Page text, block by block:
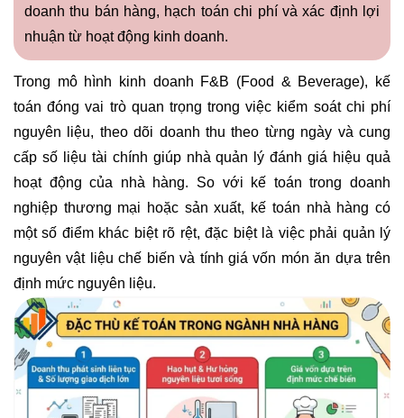
doanh thu bán hàng, hạch toán chi phí và xác định lợi
nhuận từ hoạt động kinh doanh.
Trong mô hình kinh doanh F&B (Food & Beverage), kế
toán đóng vai trò quan trọng trong việc kiểm soát chi phí
nguyên liệu, theo dõi doanh thu theo từng ngày và cung
cấp số liệu tài chính giúp nhà quản lý đánh giá hiệu quả
hoạt động của nhà hàng. So với kế toán trong doanh
nghiệp thương mại hoặc sản xuất, kế toán nhà hàng có
một số điểm khác biệt rõ rệt, đặc biệt là việc phải quản lý
nguyên vật liệu chế biến và tính giá vốn món ăn dựa trên
định mức nguyên liệu.